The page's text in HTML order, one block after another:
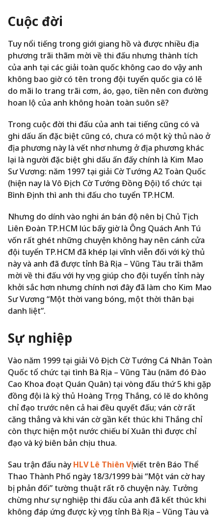
Cuộc đời
Tuy nổi tiếng trong giới giang hồ và được nhiều địa
phương trãi thãm mời về thi đấu nhưng thành tích
của anh tại các giải toàn quốc không cao do vậy anh
không bao giờ có tên trong đội tuyển quốc gia có lẽ
do mãi lo trang trãi cơm, áo, gạo, tiền nên con đường
hoan lộ của anh không hoàn toàn suôn sẽ?
Trong cuộc đời thi đấu của anh tai tiếng cũng có và
ghi dấu ấn đặc biệt cũng có, chưa có một kỳ thủ nào ở
địa phương này là vết nhơ nhưng ở địa phương khác
lại là người đặc biệt ghi dấu ấn đấy chính là Kim Mao
Sư Vương: năm 1997 tại giải Cờ Tướng A2 Toàn Quốc
(hiện nay là Vô Địch Cờ Tướng Đồng Đội) tổ chức tại
Bình Định thì anh thi đấu cho tuyển TP.HCM.
Nhưng do dính vào nghi án bán độ nên bị Chủ Tịch
Liên Đoàn TP.HCM lúc bấy giờ là Ông Quách Anh Tú
vốn rất ghét những chuyện không hay nên cánh cửa
đội tuyển TP.HCM đã khép lại vĩnh viễn đối với kỳ thủ
này và anh đã được tỉnh Bà Rịa – Vũng Tàu trãi thãm
mời về thi đấu với hy vọng giúp cho đội tuyển tỉnh này
khởi sắc hơn nhưng chính nơi đây đã làm cho Kim Mao
Sư Vương “Một thời vang bóng, một thời thân bại
danh liệt”.
Sự nghiệp
Vào năm 1999 tại giải Vô Địch Cờ Tướng Cá Nhân Toàn
Quốc tổ chức tại tình Bà Rịa – Vũng Tàu (năm đó Đào
Cao Khoa đoạt Quán Quân) tại vòng đấu thứ 5 khi gặp
đồng đội là kỳ thủ Hoàng Trọng Thắng, có lẽ do không
chỉ đạo trước nên cả hai đều quyết đấu; ván cờ rất
căng thẳng và khi ván cờ gần kết thúc khi Thắng chỉ
còn thực hiện một nước chiếu bí Xuân thì được chỉ
đạo và ký biên bản chịu thua.
Sau trận đấu này HLV Lê Thiên Vịviết trên Báo Thể
Thao Thành Phố ngày 18/3/1999 bài “Một ván cờ hay
bị phản đối” tường thuật rất rõ chuyện này. Tưởng
chừng như sự nghiệp thi đấu của anh đã kết thúc khi
không đáp ứng được kỳ vọng tỉnh Bà Rịa – Vũng Tàu và